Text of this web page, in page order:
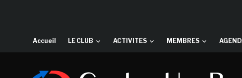
Accueil LE CLUB ACTIVITES MEMBRES